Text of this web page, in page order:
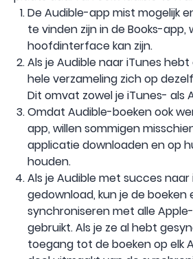
De Audible-app mist mogelijk
te vinden zijn in de Books-app,
hoofdinterface kan zijn.
Als je Audible naar iTunes
hele verzameling zich op
Dit omvat zowel je iTunes- als
Omdat Audible-boeken ook
app, willen sommigen
applicatie downloaden en op
houden.
Als je Audible met succes
gedownload, kun je de boeken
synchroniseren met alle
gebruikt. Als je ze al hebt
toegang tot de boeken op elk